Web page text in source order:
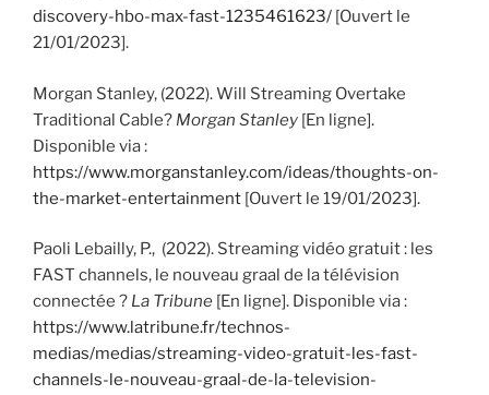
discovery-hbo-max-fast-1235461623/ [Ouvert le
21/01/2023].
Morgan Stanley, (2022). Will Streaming Overtake
Traditional Cable? Morgan Stanley [En ligne].
Disponible via :
https://www.morganstanley.com/ideas/thoughts-on-
the-market-entertainment [Ouvert le 19/01/2023].
Paoli Lebailly, P., (2022). Streaming vidéo gratuit : les
FAST channels, le nouveau graal de la télévision
connectée ? La Tribune [En ligne]. Disponible via :
https://www.latribune.fr/technos-
medias/medias/streaming-video-gratuit-les-fast-
channels-le-nouveau-graal-de-la-television-